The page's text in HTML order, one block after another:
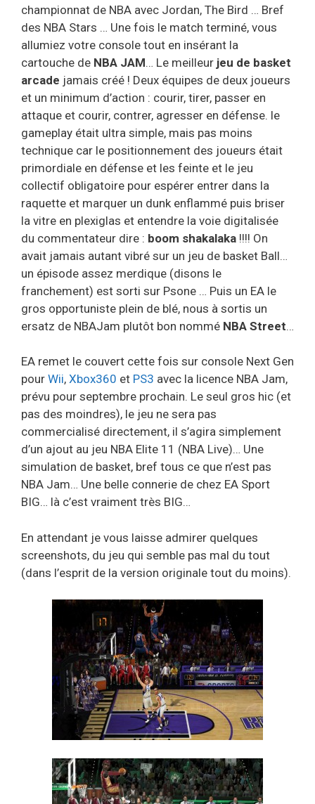
championnat de NBA avec Jordan, The Bird … Bref
des NBA Stars … Une fois le match terminé, vous
allumiez votre console tout en insérant la
cartouche de NBA JAM… Le meilleur jeu de basket
arcade jamais créé ! Deux équipes de deux joueurs
et un minimum d’action : courir, tirer, passer en
attaque et courir, contrer, agresser en défense. le
gameplay était ultra simple, mais pas moins
technique car le positionnement des joueurs était
primordiale en défense et les feinte et le jeu
collectif obligatoire pour espérer entrer dans la
raquette et marquer un dunk enflammé puis briser
la vitre en plexiglas et entendre la voie digitalisée
du commentateur dire : boom shakalaka !!!! On
avait jamais autant vibré sur un jeu de basket Ball…
un épisode assez merdique (disons le
franchement) est sorti sur Psone … Puis un EA le
gros opportuniste plein de blé, nous à sortis un
ersatz de NBAJam plutôt bon nommé NBA Street…
EA remet le couvert cette fois sur console Next Gen
pour Wii, Xbox360 et PS3 avec la licence NBA Jam,
prévu pour septembre prochain. Le seul gros hic (et
pas des moindres), le jeu ne sera pas
commercialisé directement, il s’agira simplement
d’un ajout au jeu NBA Elite 11 (NBA Live)… Une
simulation de basket, bref tous ce que n’est pas
NBA Jam… Une belle connerie de chez EA Sport
BIG… là c’est vraiment très BIG…
En attendant je vous laisse admirer quelques
screenshots, du jeu qui semble pas mal du tout
(dans l’esprit de la version originale tout du moins).